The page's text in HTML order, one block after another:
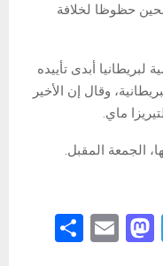
حظوظا لخلافة
أبدى تأييده
وقال إن الأخير
ماي.
الجمعة المقبل.
T
M
E